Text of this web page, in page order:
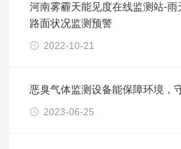
河南雾霾天能见度在线监测站-雨
路面状况监测预警
2022-10-21
恶臭气体监测设备能保障环境，
2023-06-25